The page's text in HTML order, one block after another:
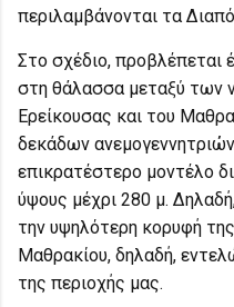
περιλαμβάνονται τα
Στο σχέδιο, προβλέπεται
στη θάλασσα μεταξύ των
Ερείκουσας και του
δεκάδων
επικρατέστερο μοντέλο
ύψους μέχρι 280 μ.
την υψηλότερη κορυφή
Μαθρακίου, δηλαδή,
της περιοχής μας.